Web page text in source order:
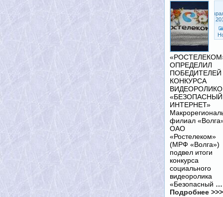
5,
ОПРЕДЕЛИЛ
ПОБЕДИТЕЛЕЙ
КОНКУРСА
«БЕЗОПАСНЫЙ
ИНТЕРНЕТ»
филиал
ОАО
«Ростелеком»
(МРФ «Волга»)
подвел итоги
конкурса
социального
видеоролика
«Безопасный …
Подробнее >>>